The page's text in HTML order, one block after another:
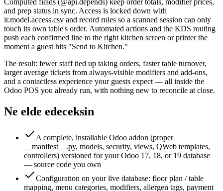
Computed fields (@api.depends) keep order totals, modifier prices,
and prep status in sync. Access is locked down with
ir.model.access.csv and record rules so a scanned session can only
touch its own table's order. Automated actions and the KDS routing
push each confirmed line to the right kitchen screen or printer the
moment a guest hits "Send to Kitchen."
The result: fewer staff tied up taking orders, faster table turnover,
larger average tickets from always-visible modifiers and add-ons,
and a contactless experience your guests expect — all inside the
Odoo POS you already run, with nothing new to reconcile at close.
Ne elde edeceksin
A complete, installable Odoo addon (proper
__manifest__.py, models, security, views, QWeb templates,
controllers) versioned for your Odoo 17, 18, or 19 database
— source code you own
Configuration on your live database: floor plan / table
mapping, menu categories, modifiers, allergen tags, payment